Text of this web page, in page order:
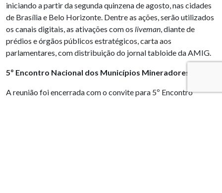
iniciando a partir da segunda quinzena de agosto, nas cidades
de Brasília e Belo Horizonte. Dentre as ações, serão utilizados
os canais digitais, as ativações com os liveman, diante de
prédios e órgãos públicos estratégicos, carta aos
parlamentares, com distribuição do jornal tabloide da AMIG.
5º Encontro Nacional dos Municípios Mineradores
A reunião foi encerrada com o convite para 5º Encontro